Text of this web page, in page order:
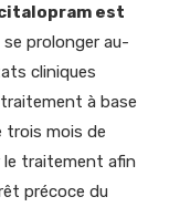
est
prolonger au-
cliniques
à base
trois mois de
traitement afin
précoce du